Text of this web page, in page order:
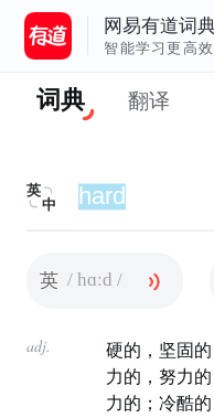
网易有道词
智能学习更高效
词典 翻译
英
中
英 / hɑːd /
adj.
硬的，坚固
力的，努力
力的；冷酷